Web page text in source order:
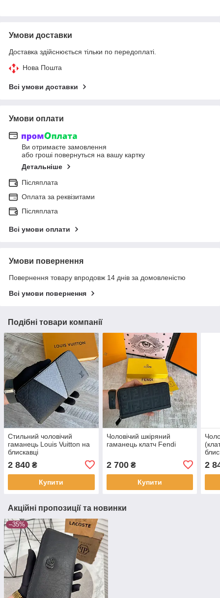
Умови доставки
Доставка здійснюється тільки по передоплаті.
Нова Пошта
Всі умови доставки
Умови оплати
Ви отримаєте замовлення
або гроші повернуться на вашу картку
Детальніше
Післяплата
Оплата за реквізитами
Післяплата
Всі умови оплати
Умови повернення
Повернення товару впродовж 14 днів за домовленістю
Всі умови повернення
Подібні товари компанії
Стильний чоловічий
гаманець Louis Vuitton на
блискавці
2 840 ₴
Купити
Чоловічий шкіряний
гаманець клатч Fendi
2 700₴
Купити
2
Акційні пропозиції та новинки
–35%